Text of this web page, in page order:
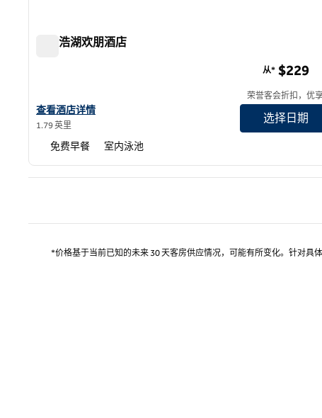
南太浩湖欢朋酒店
查看欢朋南湖太浩湖酒店详情
查看酒店详情
1.79 英里
从* $229
荣誉客会折扣，优
选择日期
免费早餐 室内泳池
*价格基于当前已知的未来 30 天客房供应情况，可能有所变化。针对具